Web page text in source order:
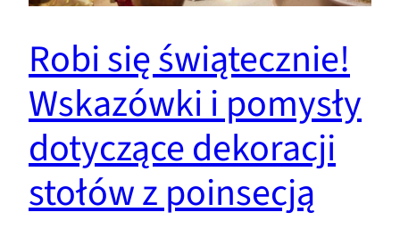
Robi się świątecznie!
Wskazówki i pomysły
dotyczące dekoracji
stołów z poinsecją